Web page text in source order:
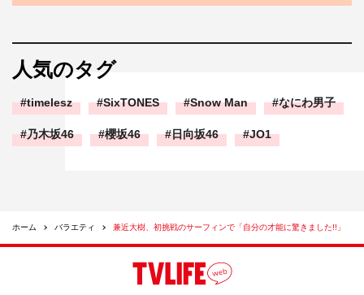
人気のタグ
timelesz SixTONES Snow Man なにわ男子
乃木坂46 櫻坂46 日向坂46 JO1
ホーム バラエティ 兼近大樹、初挑戦のサーフィンで「自分の才能に驚きました!!」